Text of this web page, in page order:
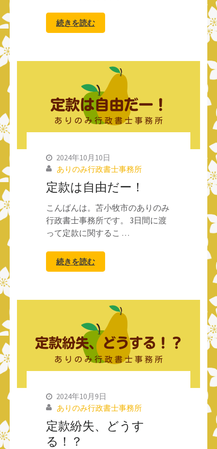
続きを読む
2024年10月10日
ありのみ行政書士事務所
定款は自由だー！
こんばんは。苫小牧市のありのみ
行政書士事務所です。 3日間に渡
って定款に関するこ …
続きを読む
2024年10月9日
ありのみ行政書士事務所
定款紛失、どうす
る！？